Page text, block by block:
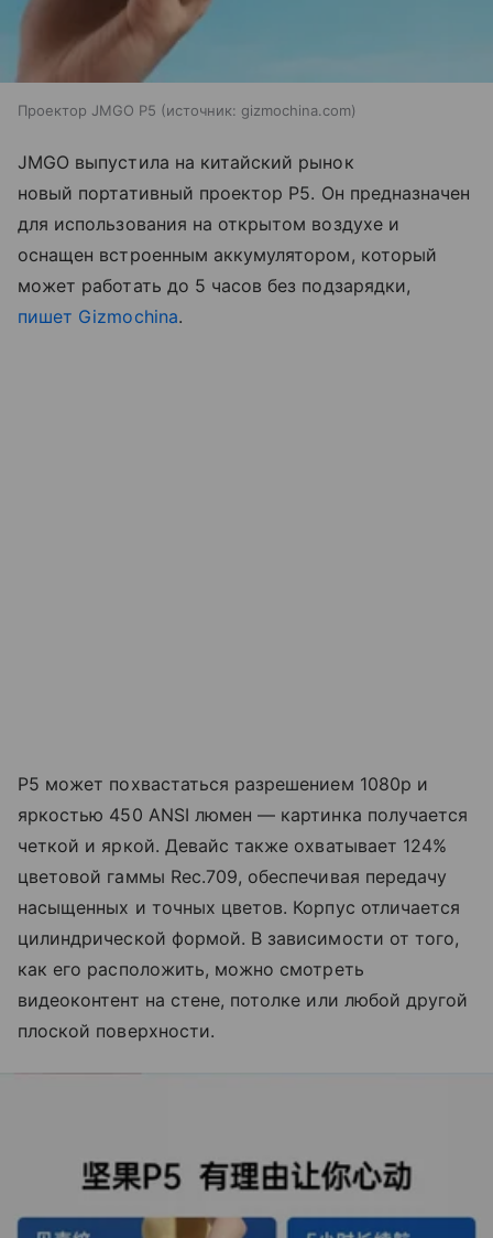
Проектор JMGO P5 источник: gizmochina.com
JMGO выпустила на китайский рынок
новый портативный проектор P5. Он предназначен
для использования на открытом воздухе и
оснащен встроенным аккумулятором, который
может работать до 5 часов без подзарядки,
пишет Gizmochina.
P5 может похвастаться разрешением 1080p и
яркостью 450 ANSI люмен — картинка получается
четкой и яркой. Девайс также охватывает 124%
цветовой гаммы Rec.709, обеспечивая передачу
насыщенных и точных цветов. Корпус отличается
цилиндрической формой. В зависимости от того,
как его расположить, можно смотреть
видеоконтент на стене, потолке или любой другой
плоской поверхности.